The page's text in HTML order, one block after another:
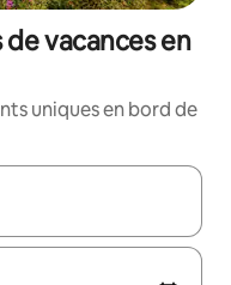
de vacances en
uniques en bord de
les flèches vers le